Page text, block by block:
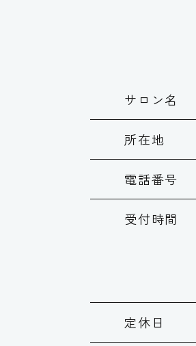
サロン名
所在地
電話番号
受付時間
定休日